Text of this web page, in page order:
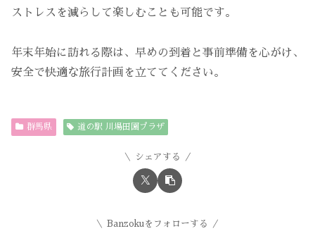
ストレスを減らして楽しむことも可能です。
年末年始に訪れる際は、早めの到着と事前準備を心がけ、
安全で快適な旅行計画を立ててください。
群馬県 道の駅 川場田園プラザ
シェアする
Banzokuをフォローする